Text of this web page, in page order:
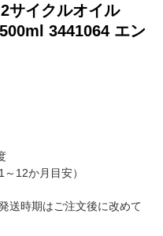
サイクルオイル
3441064 エン
12か月目安）
送時期はご注文後に改めて